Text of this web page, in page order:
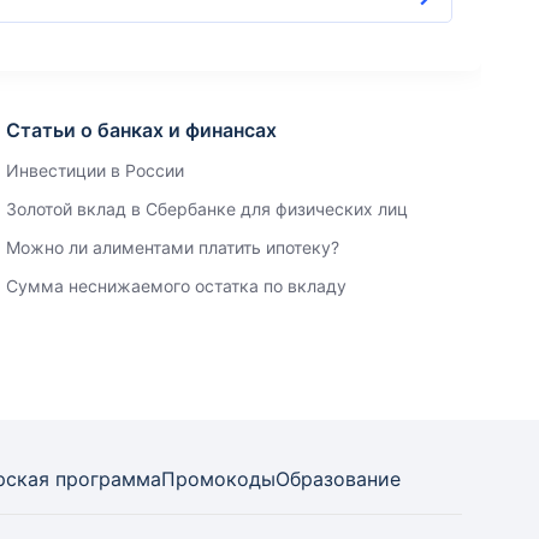
Статьи о банках и финансах
Инвестиции в России
Золотой вклад в Сбербанке для физических лиц
Можно ли алиментами платить ипотеку?
Сумма неснижаемого остатка по вкладу
программаПромокодыОбразование